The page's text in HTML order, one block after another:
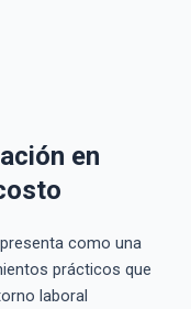
en
como una
prácticos que
laboral